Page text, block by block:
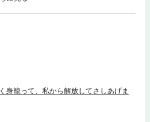
でくる!!顔合わせもないままあっとい
夫なアルマンドを目の前にし、ますま
フェデリカ。彼はなんて不幸なの……。
憫な平民魔法使いと不器用な騎士貴
!?WEB発の人気小説をコミカライズ！
身籠って、私から解放してさしあげま